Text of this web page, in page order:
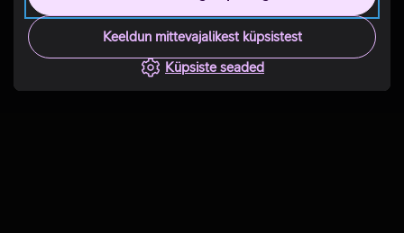
Keeldun mittevajalikest küpsistest
Küpsiste seaded